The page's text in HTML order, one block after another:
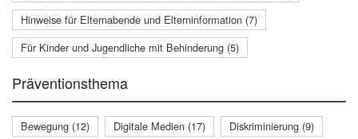
Hinweise für Elternabende und Elterninformation (7)
Für Kinder und Jugendliche mit Behinderung (5)
Präventionsthema
Bewegung (12) Digitale Medien (17)
Diskriminierung (9)